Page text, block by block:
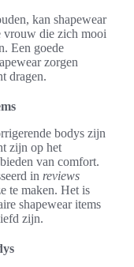
kan shapewear
vrouw die zich mooi
Een goede
zorgen
dragen.
bodys zijn
zijn op het
van comfort.
in reviews
te maken. Het is
shapewear items
zijn.